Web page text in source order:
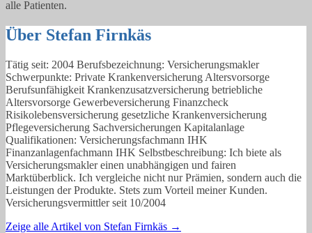
alle Patienten.
Über Stefan Firnkäs
Tätig seit: 2004 Berufsbezeichnung: Versicherungsmakler
Schwerpunkte: Private Krankenversicherung Altersvorsorge
Berufsunfähigkeit Krankenzusatzversicherung betriebliche
Altersvorsorge Gewerbeversicherung Finanzcheck
Risikolebensversicherung gesetzliche Krankenversicherung
Pflegeversicherung Sachversicherungen Kapitalanlage
Qualifikationen: Versicherungsfachmann IHK
Finanzanlagenfachmann IHK Selbstbeschreibung: Ich biete als
Versicherungsmakler einen unabhängigen und fairen
Marktüberblick. Ich vergleiche nicht nur Prämien, sondern auch die
Leistungen der Produkte. Stets zum Vorteil meiner Kunden.
Versicherungsvermittler seit 10/2004
Zeige alle Artikel von Stefan Firnkäs →